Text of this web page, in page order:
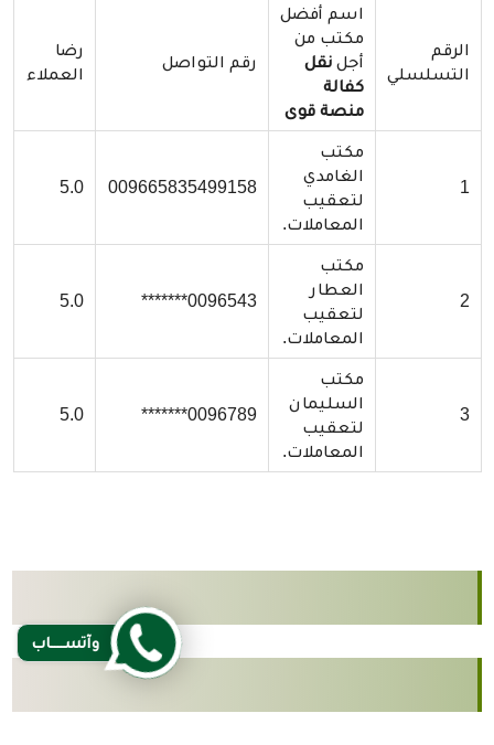
الرقم
التسلسلي
اسم أفضل
مكتب من
أجلنقل
كفالة
منصة قوى
رقم التواصل
رضا
العملاء
1
مكتب
الغامدي
لتعقيب
المعاملات.
009665835499158
5.0
2
مكتب
العطار
لتعقيب
المعاملات.
0096543*******
5.0
3
مكتب
السليمان
لتعقيب
المعاملات.
0096789*******
5.0
وآتســــاب